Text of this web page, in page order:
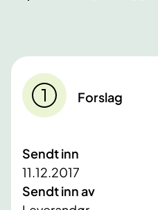
Forslag
Sendt inn
11.12.2017
Sendt inn av